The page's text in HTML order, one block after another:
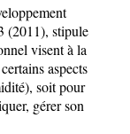
(2011), stipule
visent à la
aspects
soit pour
gérer son